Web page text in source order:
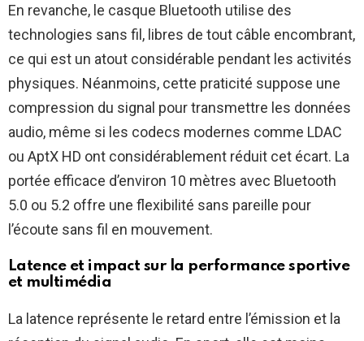
En revanche, le casque Bluetooth utilise des
technologies sans fil, libres de tout câble encombrant,
ce qui est un atout considérable pendant les activités
physiques. Néanmoins, cette praticité suppose une
compression du signal pour transmettre les données
audio, même si les codecs modernes comme LDAC
ou AptX HD ont considérablement réduit cet écart. La
portée efficace d’environ 10 mètres avec Bluetooth
5.0 ou 5.2 offre une flexibilité sans pareille pour
l’écoute sans fil en mouvement.
Latence et impact sur la performance sportive
et multimédia
La latence représente le retard entre l’émission et la